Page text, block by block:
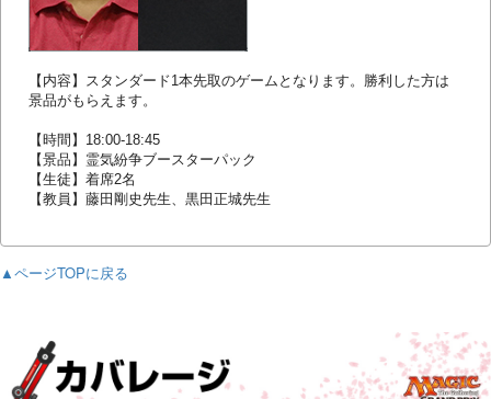
【内容】スタンダード1本先取のゲームとなります。勝利した方は
景品がもらえます。
【時間】18:00-18:45
【景品】霊気紛争ブースターパック
【生徒】着席2名
【教員】藤田剛史先生、黒田正城先生
▲ページTOPに戻る